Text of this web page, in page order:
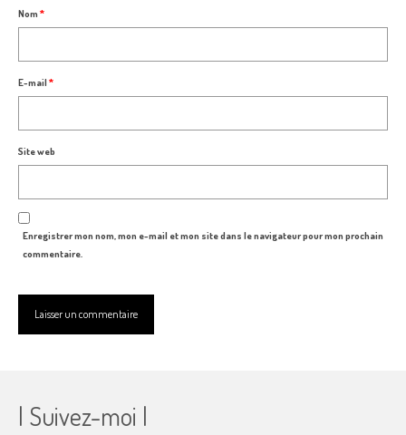
Nom *
E-mail*
Site web
Enregistrer mon nom, mon e-mail et mon site dans le navigateur pour mon prochain
commentaire.
| Suivez-moi |